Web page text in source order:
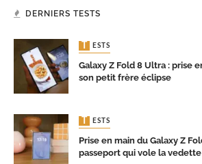
DERNIERS TESTS
TESTS
Galaxy Z Fold 8 Ultra : prise
son petit frère éclipse
TESTS
Prise en main du Galaxy Z
passeport qui vole la vedette